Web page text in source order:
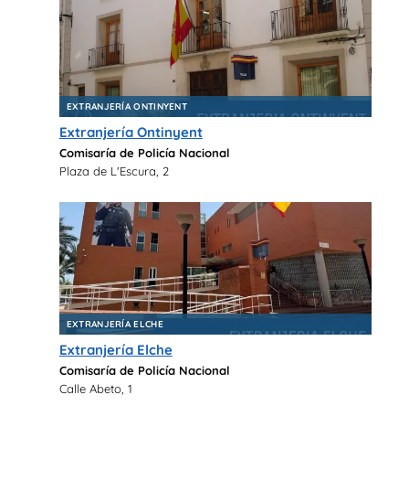
EXTRANJERÍA ONTINYENT
Extranjería Ontinyent
Comisaría de Policía Nacional
Plaza de L'Escura, 2
EXTRANJERÍA ELCHE
Extranjería Elche
Comisaría de Policía Nacional
Calle Abeto, 1